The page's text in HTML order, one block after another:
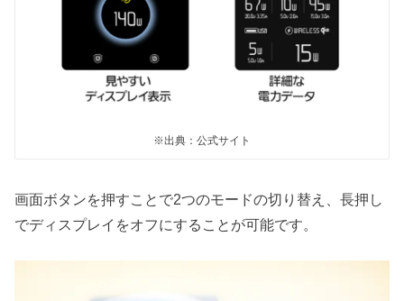
※出典：公式サイト
画面ボタンを押すことで2つのモードの切り替え、長押し
でディスプレイをオフにすることが可能です。